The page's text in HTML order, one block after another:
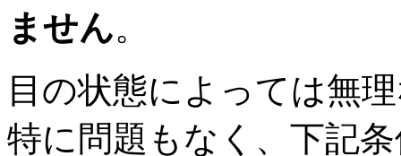
ません。
目の状態によっては無
特に問題もなく、下記